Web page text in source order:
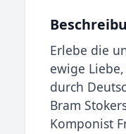
Erlebe die
ewige
durch
Bram
Komponist